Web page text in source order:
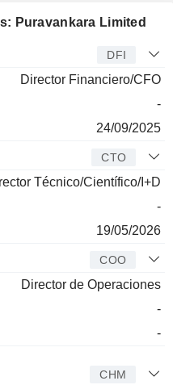
Puravankara Limited
DFI
Director Financiero/CFO
-
24/09/2025
CTO
Técnico/Científico/I+D
-
19/05/2026
COO
Director de Operaciones
-
-
CHM